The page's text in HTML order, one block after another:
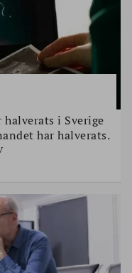
i Sverige
har halverats.